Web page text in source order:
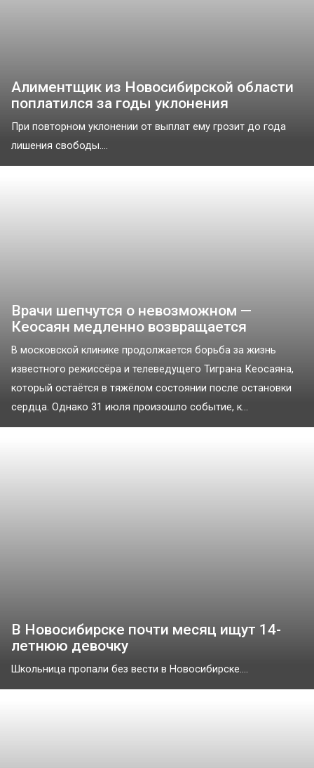
Алиментщик из Новосибирской области
поплатился за годы уклонения
При повторном уклонении от выплат ему грозит до года
лишения свободы....
Врачи шепчутся о невозможном —
Кеосаян медленно возвращается
В московской клинике продолжается борьба за жизнь
известного режиссёра и телеведущего Тиграна Кеосаяна,
который остаётся в тяжёлом состоянии после остановки
сердца. Однако 31 июля произошло событие, к...
В Новосибирске почти месяц ищут 14-
летнюю девочку
Школьница пропали без вести в Новосибирске....